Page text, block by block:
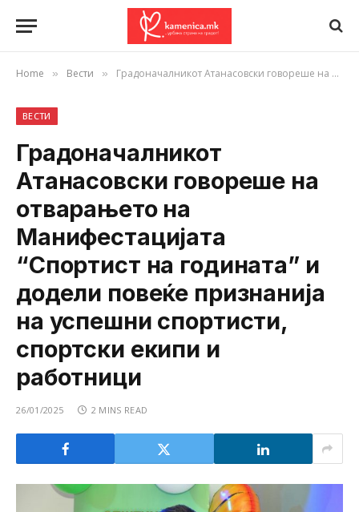
Home » Вести » Градоначалникот Атанасовски говореше на отварањето на Манифестацијата “Спортист на годината” и додели повеќе признанија на успешни спортисти, спортски екипи и работници
ВЕСТИ
Градоначалникот
Атанасовски говореше на
отварањето на
Манифестацијата
“Спортист на годината” и
додели повеќе признанија
на успешни спортисти,
спортски екипи и
работници
26/01/2025 2 MINS READ